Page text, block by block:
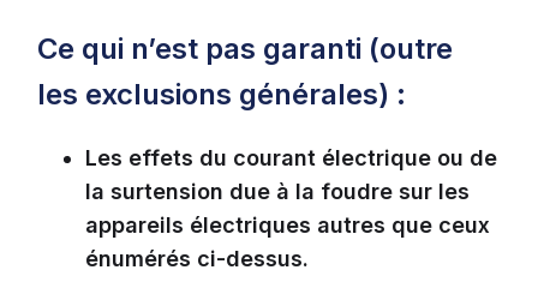
Ce qui n’est pas garanti (outre
les exclusions générales) :
Les effets du courant électrique ou de
la surtension due à la foudre sur les
appareils électriques autres que ceux
énumérés ci-dessus.